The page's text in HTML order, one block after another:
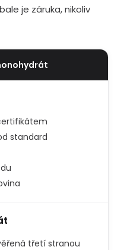
je záruka, nikoliv
standard
třetí stranou